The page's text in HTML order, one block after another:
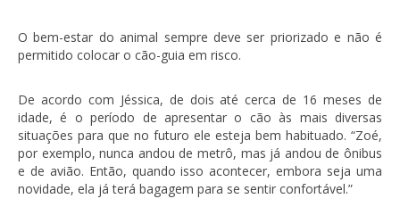
O bem-estar do animal sempre deve ser priorizado e não é
permitido colocar o cão-guia em risco.
De acordo com Jéssica, de dois até cerca de 16 meses de
idade, é o período de apresentar o cão às mais diversas
situações para que no futuro ele esteja bem habituado. “Zoé,
por exemplo, nunca andou de metrô, mas já andou de ônibus
e de avião. Então, quando isso acontecer, embora seja uma
novidade, ela já terá bagagem para se sentir confortável.”